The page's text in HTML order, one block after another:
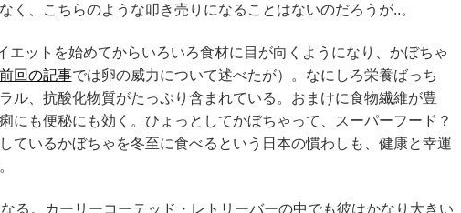
く、こちらのような叩き売りになることはないのだろうが..。
エットを始めてからいろいろ食材に目が向くようになり、かぼちゃ
前回の記事では卵の威力について述べたが）。なにしろ栄養ばっち
ル、抗酸化物質がたっぷり含まれている。おまけに食物繊維が豊
にも便秘にも効く。ひょっとしてかぼちゃって、スーパーフード？
ているかぼちゃを冬至に食べるという日本の慣わしも、健康と幸運
る。カーリーコーテッド・レトリーバーの中でも彼はかなり大きい